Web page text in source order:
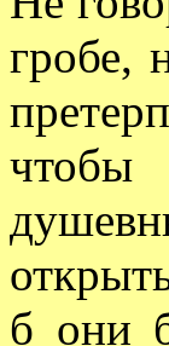
гробе,
чтобы
б они